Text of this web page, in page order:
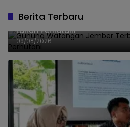
Berita Terbaru
Gunung Watangan Jember
Lahan Perhutani
09/08/2026